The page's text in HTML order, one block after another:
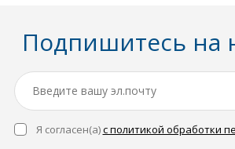
Подпишитесь на
Я согласен(a)с политикой обработки